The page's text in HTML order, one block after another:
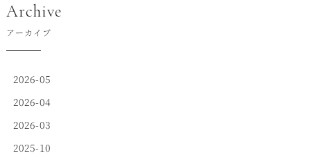
Archive
アーカイブ
2026-05
2026-04
2026-03
2025-10